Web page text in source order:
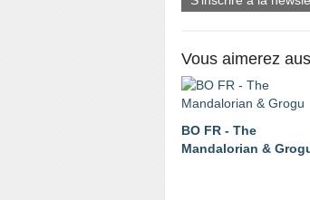
Vous aimerez
BO FR - The
Mandalorian &